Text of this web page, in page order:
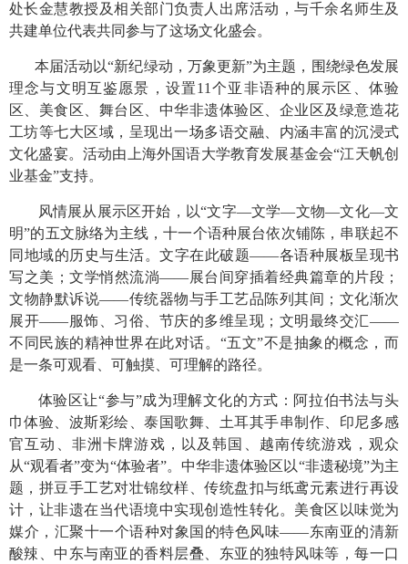
处长金慧教授及相关部门负责人出席活动，与千余名师生及
共建单位代表共同参与了这场文化盛会。
本届活动以“新纪绿动，万象更新”为主题，围绕绿色发展
理念与文明互鉴愿景，设置11 个亚非语种的展示区、体验
区、美食区、舞台区、中华非遗体验区、企业区及绿意造花
工坊等七大区域，呈现出一场多语交融、内涵丰富的沉浸式
文化盛宴。活动由上海外国语大学教育发展基金会“江天帆创
业基金”支持。
风情展从展示区开始，以“文字—文学—文物—文化—文
明”的五文脉络为主线，十一个语种展台依次铺陈，串联起不
同地域的历史与生活。文字在此破题——各语种展板呈现书
写之美；文学悄然流淌——展台间穿插着经典篇章的片段；
文物静默诉说——传统器物与手工艺品陈列其间；文化渐次
展开——服饰、习俗、节庆的多维呈现；文明最终交汇——
不同民族的精神世界在此对话。“五文”不是抽象的概念，而
是一条可观看、可触摸、可理解的路径。
体验区让“参与”成为理解文化的方式：阿拉伯书法与头
巾体验、波斯彩绘、泰国歌舞、土耳其手串制作、印尼多感
官互动、非洲卡牌游戏，以及韩国、越南传统游戏，观众
从“观看者”变为“体验者”。中华非遗体验区以“非遗秘境”为主
题，拼豆手工艺对壮锦纹样、传统盘扣与纸鸢元素进行再设
计，让非遗在当代语境中实现创造性转化。美食区以味觉为
媒介，汇聚十一个语种对象国的特色风味——东南亚的清新
酸辣、中东与南亚的香料层叠、东亚的独特风味等，每一口